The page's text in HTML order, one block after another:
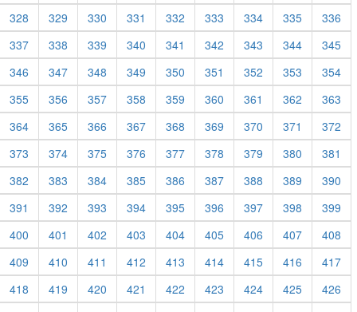
328
329 330 331 332 333 334 335
336
337
338 339 340 341 342 343 344
345
346
347 348 349 350 351 352 353
354
355
356 357 358 359 360 361 362
363
364
365 366 367 368 369 370 371
372
373
374 375 376 377 378 379 380
381
382
383 384 385 386 387 388 389
390
391
392 393 394 395 396 397 398
399
400
401 402 403 404 405 406 407
408
409
410 411 412 413 414 415 416
417
418
419 420 421 422 423 424 425
426